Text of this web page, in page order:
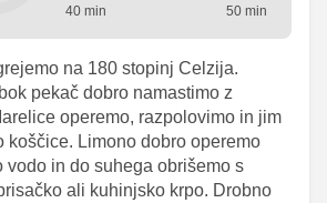
40 min
50 min
na 180 stopinj Celzija.
pekač dobro namastimo z
operemo, razpolovimo in jim
koščice. Limono dobro operemo
vodo in do suhega obrišemo s
ali kuhinjsko krpo. Drobno